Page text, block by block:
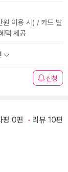
원 이용 시) / 카드 발
택 제공
신청
평 0편 리뷰 10편